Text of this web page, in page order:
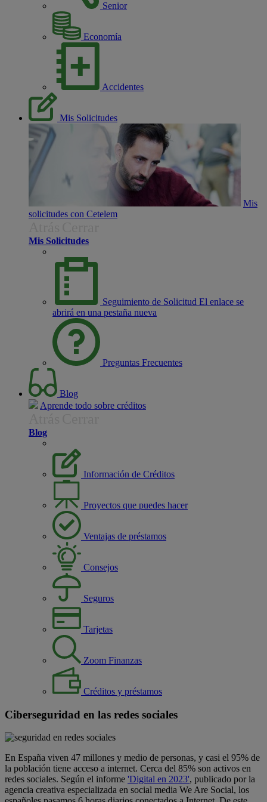
Senior
Economía
Accidentes
Mis Solicitudes
Mis
solicitudes con Cetelem
Mis Solicitudes
Seguimiento de Solicitud El enlace se
abrirá en una pestaña nueva
Preguntas Frecuentes
Blog
Aprende todo sobre créditos
Blog
Información de Créditos
Proyectos que puedes hacer
Ventajas de préstamos
Consejos
Seguros
Tarjetas
Zoom Finanzas
Créditos y préstamos
Ciberseguridad en las redes sociales
En España viven 47 millones y medio de personas, y casi el 95% de
la población tiene acceso a internet. Cerca del 85% son activos en
redes sociales. Según el informe 'Digital en 2023', publicado por la
agencia creativa especializada en social media We Are Social, los